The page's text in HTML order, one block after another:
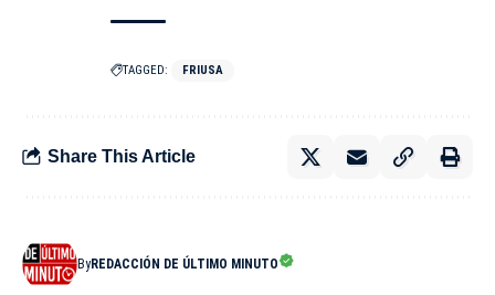
TAGGED: FRIUSA
Share This Article
ByREDACCIÓN DE ÚLTIMO MINUTO